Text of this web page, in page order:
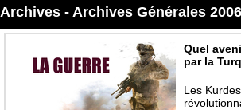
Archives - Archives Générales
Quel
par la
Les